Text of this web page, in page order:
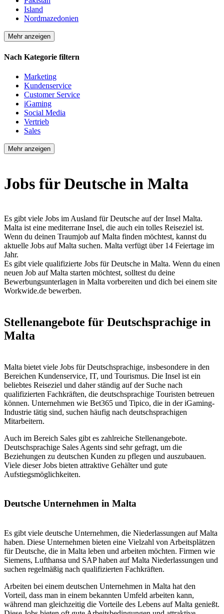
Island
Nordmazedonien
Mehr anzeigen
Nach Kategorie filtern
Marketing
Kundenservice
Customer Service
iGaming
Social Media
Vertrieb
Sales
Mehr anzeigen
Jobs für Deutsche in Malta
Es gibt viele Jobs im Ausland für Deutsche auf der Insel Malta.
Malta ist eine mediterrane Insel, die auch ein tolles Reiseziel ist.
Wenn du deinen Traumjob auf Malta finden möchtest, kannst du
aktuelle Jobs auf Malta suchen. Malta verfügt über 14 Feiertage im
Jahr.
Es gibt viele qualifizierte Jobs für Deutsche in Malta. Wenn du einen
neuen Job auf Malta starten möchtest, solltest du deine
Bewerbungsunterlagen in Malta vorbereiten und dich bei einem site
Workwide.de bewerben.
Stellenangebote für Deutschsprachige in
Malta
Malta bietet viele Jobs für Deutschsprachige, insbesondere in den
Bereichen Kundenservice, IT, und Tourismus. Die Insel ist ein
beliebtes Reiseziel und daher ständig auf der Suche nach
qualifizierten Fachkräften, die deutschsprachige Touristen betreuen
können. Unternehmen wie Bet365 und Tipico, die in der iGaming-
Industrie tätig sind, suchen häufig nach deutschsprachigen
Mitarbeitern.
Auch im Bereich Sales gibt es zahlreiche Stellenangebote.
Deutschsprachige Sales Agents sind sehr gefragt, um die
Beziehungen zu deutschen Kunden zu pflegen und auszubauen.
Viele dieser Jobs bieten attraktive Gehälter und gute
Aufstiegsmöglichkeiten.
Deutsche Unternehmen in Malta
Es gibt viele deutsche Unternehmen, die Niederlassungen auf Malta
haben. Diese Unternehmen bieten eine Vielzahl von Arbeitsplätzen
für Deutsche, die in Malta leben und arbeiten möchten. Firmen wie
Siemens, Lufthansa und SAP haben auf Malta Niederlassungen und
suchen regelmäßig nach qualifizierten Fachkräften.
Arbeiten bei einem deutschen Unternehmen in Malta hat den
Vorteil, dass man in einem bekannten Umfeld arbeiten kann,
während man gleichzeitig die Vorteile des Lebens auf Malta genießt.